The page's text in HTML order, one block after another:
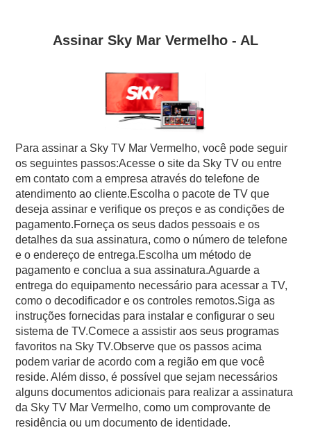
Assinar Sky Mar Vermelho - AL
Para assinar a Sky TV Mar Vermelho, você pode seguir
os seguintes passos:Acesse o site da Sky TV ou entre
em contato com a empresa através do telefone de
atendimento ao cliente.Escolha o pacote de TV que
deseja assinar e verifique os preços e as condições de
pagamento.Forneça os seus dados pessoais e os
detalhes da sua assinatura, como o número de telefone
e o endereço de entrega.Escolha um método de
pagamento e conclua a sua assinatura.Aguarde a
entrega do equipamento necessário para acessar a TV,
como o decodificador e os controles remotos.Siga as
instruções fornecidas para instalar e configurar o seu
sistema de TV.Comece a assistir aos seus programas
favoritos na Sky TV.Observe que os passos acima
podem variar de acordo com a região em que você
reside. Além disso, é possível que sejam necessários
alguns documentos adicionais para realizar a assinatura
da Sky TV Mar Vermelho, como um comprovante de
residência ou um documento de identidade.